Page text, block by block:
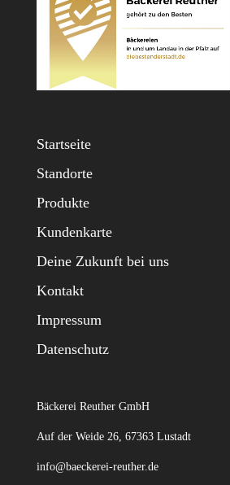
Startseite
Standorte
Produkte
Kundenkarte
Deine Zukunft bei uns
Kontakt
Impressum
Datenschutz
Bäckerei Reuther GmbH
Auf der Weide 26, 67363 Lustadt
info@baeckerei-reuther.de